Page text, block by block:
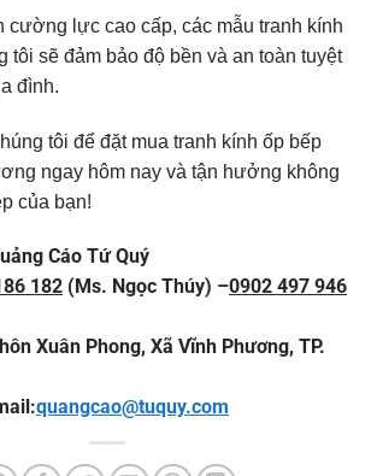
cường lực cao cấp, các mẫu tranh kính
tôi sẽ đảm bảo độ bền và an toàn tuyệt
đình.
tôi để đặt mua tranh kính ốp bếp
ngay hôm nay và tận hưởng không
của bạn!
Cáo Tứ Quý
182 (Ms. Ngọc Thúy) –0902 497 946
Xuân Phong, Xã Vĩnh Phương, TP.
quangcao@tuquy.com